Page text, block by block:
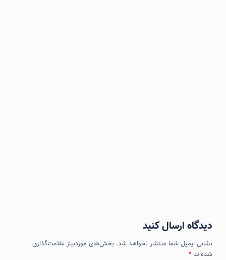
دیدگاه ارسال کنید
نشانی ایمیل شما منتشر نخواهد شد. بخش‌های موردنیاز علامت‌گذاری
شده‌اند *